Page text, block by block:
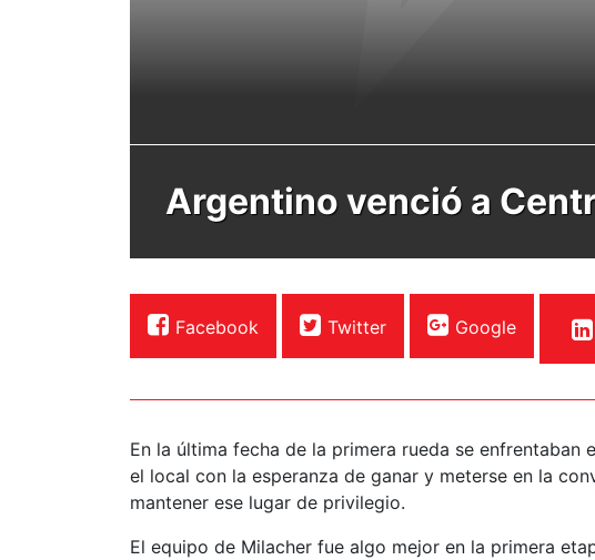
Argentino venció a
Facebook Twitter Google
En la última fecha de la primera rueda se enfrentaban
el local con la esperanza de ganar y meterse en la
mantener ese lugar de privilegio.
El equipo de Milacher fue algo mejor en la primera